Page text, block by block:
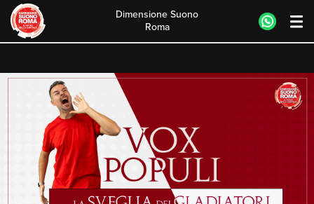
content
Dimensione Suono
Roma